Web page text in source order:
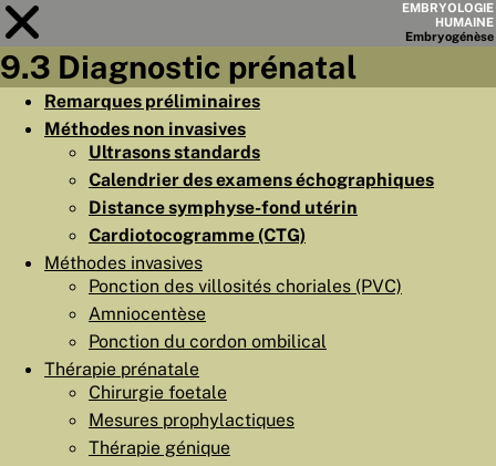
EMBRYOLOGIE
HUMAINE
Embryogénèse
Module9
LISTE DES CHAPITRES
OBJECTIFS
9.3 Diagnostic prénatal
Remarques préliminaires
Méthodes non invasives
Ultrasons standards
Calendrier des examens échographiques
Distance symphyse-fond utérin
Cardiotocogramme (CTG)
Méthodes invasives
Ponction des villosités choriales (PVC)
Amniocentèse
Ponction du cordon ombilical
Thérapie prénatale
Chirurgie foetale
Mesures prophylactiques
Thérapie génique